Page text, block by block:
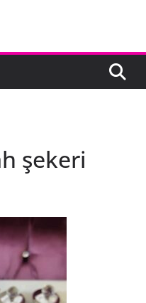
şekeri